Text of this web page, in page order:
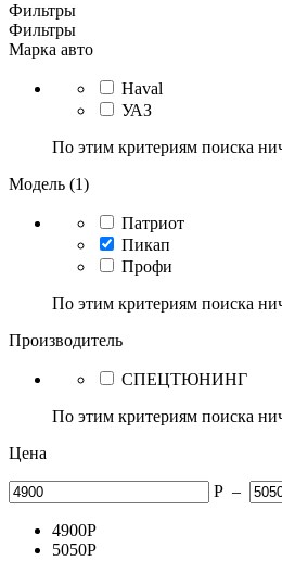
Фильтры
Фильтры
Марка авто
Haval
УАЗ
По этим критериям поиска
Модель (1)
Патриот
Пикап
Профи
По этим критериям поиска
Производитель
СПЕЦТЮНИНГ
По этим критериям поиска
Цена
Р –
4900Р
5050Р